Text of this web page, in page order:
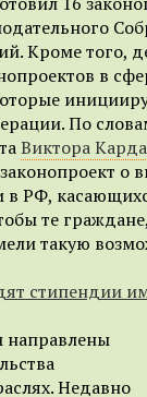
Кроме того,
в
По
Виктора
о
в РФ,
те
такую
стипендии
направлены
Недавно